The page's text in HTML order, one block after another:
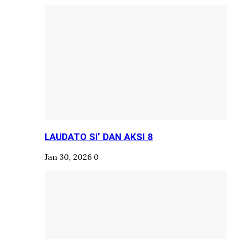
LAUDATO SI’ DAN AKSI 8
Jan 30, 2026 0